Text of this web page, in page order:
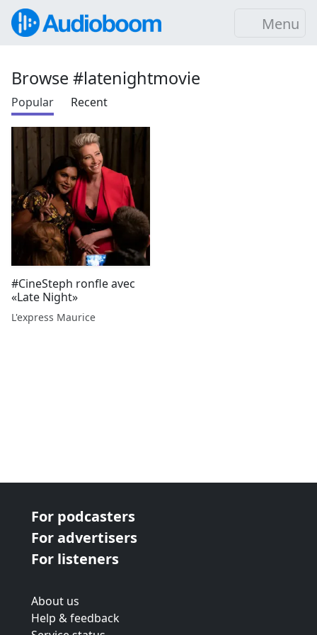
Menu
Browse #latenightmovie
Popular Recent
#CineSteph ronfle avec
«Late Night»
L'express Maurice
For podcasters
For advertisers
For listeners
About us
Help & feedback